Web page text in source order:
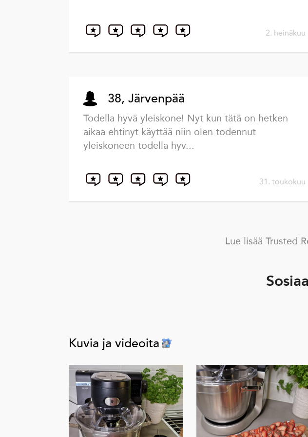
2. heinäkuu
38, Järvenpää
Todella hyvä yleiskone! Nyt kun tätä on hetken
aikaa ehtinyt käyttää niin olen todennut
yleiskoneen todella hyv...
31. toukokuu
Lue lisää Trusted
Kuvia ja videoita